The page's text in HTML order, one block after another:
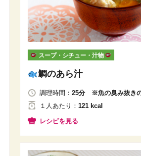
スープ・シチュー・汁物
鯛のあら汁
調理時間： 25分 ※魚の臭み抜き
１人 あたり ： 121 kcal
レシピを見る